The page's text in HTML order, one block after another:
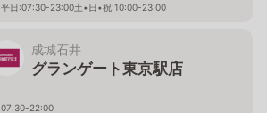
平日:07:30-23:00土•日•祝:10:00-23:00
成城石井
グランゲート東京駅店
07:30-22:00